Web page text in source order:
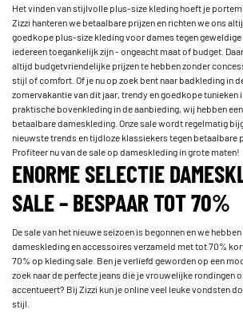
Het vinden van stijlvolle plus-size kleding hoeft je
Zizzi hanteren we betaalbare prijzen en richten we ons
goedkope plus-size kleding voor dames tegen
iedereen toegankelijk zijn - ongeacht maat of budget.
altijd budgetvriendelijke prijzen te hebben zonder
stijl of comfort. Of je nu op zoek bent naar badkleding in
zomervakantie van dit jaar, trendy en goedkope tunieken
praktische bovenkleding in de aanbieding, wij hebben
betaalbare dameskleding. Onze sale wordt regelmatig
nieuwste trends en tijdloze klassiekers tegen betaalbare
Profiteer nu van de sale op dameskleding in grote maten!
ENORME SELECTIE
SALE – BESPAAR TOT 70%
De sale van het nieuwe seizoen is begonnen en we
dameskleding en accessoires verzameld met tot 70%
70% op kleding sale. Ben je verliefd geworden op een
zoek naar de perfecte jeans die je vrouwelijke rondingen
accentueert? Bij Zizzi kun je online veel leuke vondsten
stijl.